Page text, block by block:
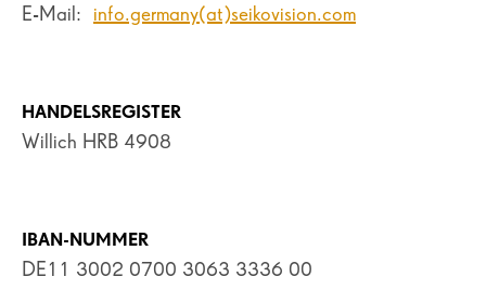
E-Mail: info.germany(at)seikovision.com
HANDELSREGISTER
Willich HRB 4908
IBAN-NUMMER
DE11 3002 0700 3063 3336 00